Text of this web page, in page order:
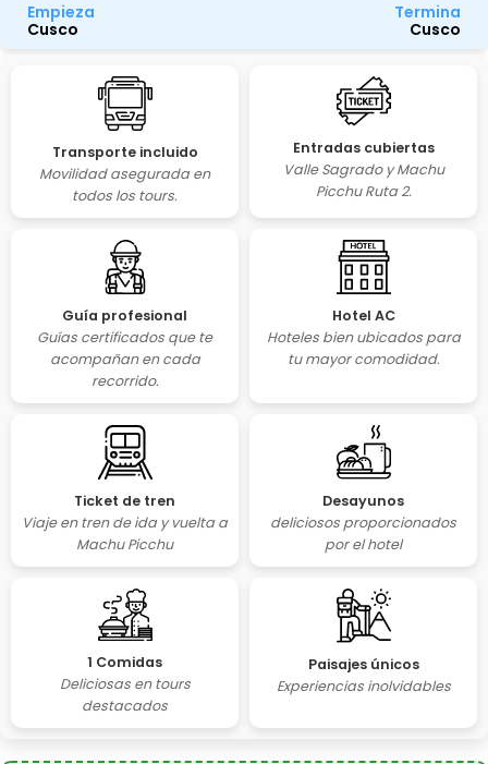
Empieza
Cusco
Termina
Cusco
Transporte incluido
Movilidad asegurada en
todos los tours.
Entradas cubiertas
Valle Sagrado y Machu
Picchu Ruta 2.
Guía profesional
Guías certificados que te
acompañan en cada
recorrido.
Hotel AC
Hoteles bien ubicados para
tu mayor comodidad.
Ticket de tren
Viaje en tren de ida y vuelta a
Machu Picchu
Desayunos
deliciosos proporcionados
por el hotel
1 Comidas
Deliciosas en tours
destacados
Paisajes únicos
Experiencias inolvidables